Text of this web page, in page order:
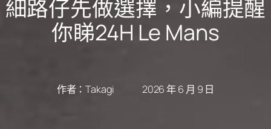
細路仔先做選擇，小編提醒
你睇24H Le Mans
作者：Takagi 2026 年 6 月 9 日